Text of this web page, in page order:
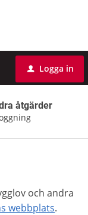
u Logga in
åtgärder
och andra
webbplats.